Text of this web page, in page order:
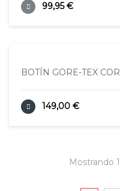
99,95 €
BOTÍN GORE-TEX
149,00 €
Mostrando